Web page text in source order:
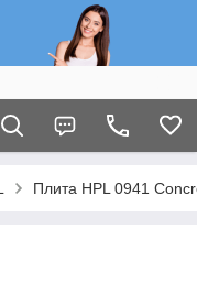
Плита HPL 0941